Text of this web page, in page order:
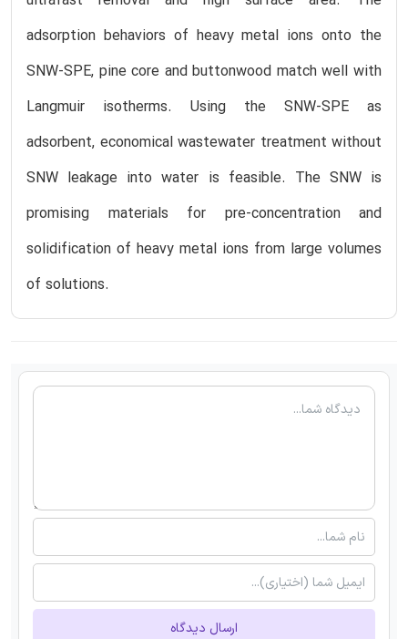
adsorption behaviors of heavy metal ions onto the
SNW-SPE, pine core and buttonwood match well with
Langmuir isotherms. Using the SNW-SPE as
adsorbent, economical wastewater treatment without
SNW leakage into water is feasible. The SNW is
promising materials for pre-concentration and
solidification of heavy metal ions from large volumes
of solutions.
ارسال دیدگاه